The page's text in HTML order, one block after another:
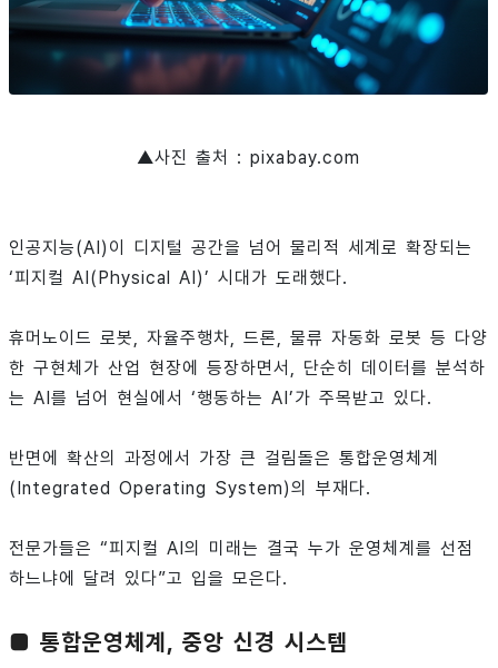
▲사진 출처 : pixabay.com
인공지능(AI)이 디지털 공간을 넘어 물리적 세계로 확장되는
‘피지컬 AI(Physical AI)’ 시대가 도래했다.
휴머노이드 로봇, 자율주행차, 드론, 물류 자동화 로봇 등 다양
한 구현체가 산업 현장에 등장하면서, 단순히 데이터를 분석하
는 AI를 넘어 현실에서 ‘행동하는 AI’가 주목받고 있다.
반면에 확산의 과정에서 가장 큰 걸림돌은 통합운영체계
(Integrated Operating System)의 부재다.
전문가들은 “피지컬 AI의 미래는 결국 누가 운영체계를 선점
하느냐에 달려 있다”고 입을 모은다.
■ 통합운영체계, 중앙 신경 시스템